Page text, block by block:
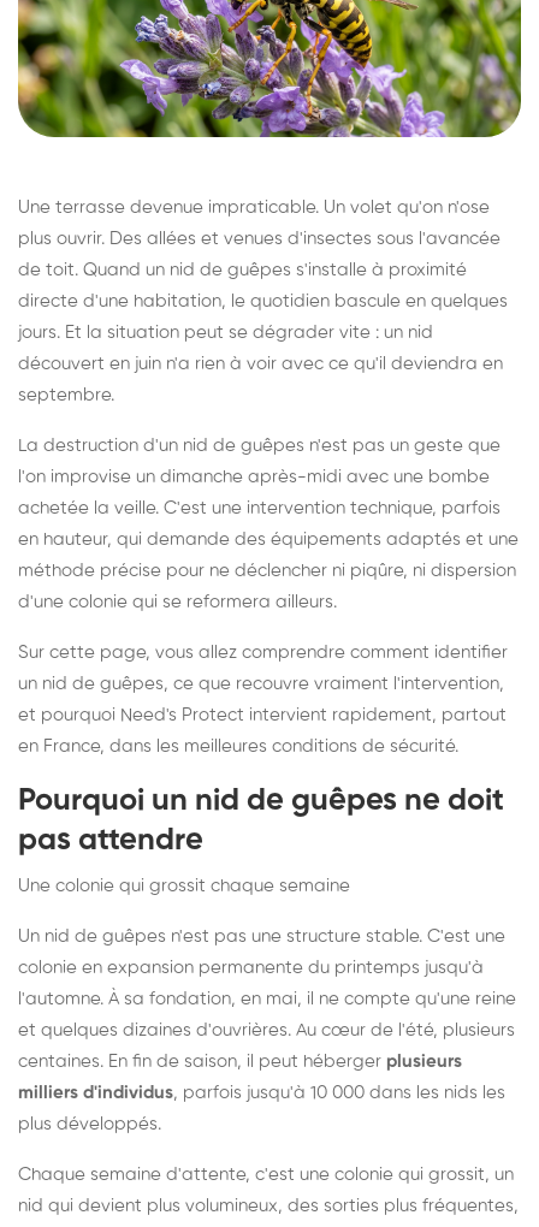
Une terrasse devenue impraticable. Un volet qu'on n'ose
plus ouvrir. Des allées et venues d'insectes sous l'avancée
de toit. Quand un nid de guêpes s'installe à proximité
directe d'une habitation, le quotidien bascule en quelques
jours. Et la situation peut se dégrader vite : un nid
découvert en juin n'a rien à voir avec ce qu'il deviendra en
septembre.
La destruction d'un nid de guêpes n'est pas un geste que
l'on improvise un dimanche après-midi avec une bombe
achetée la veille. C'est une intervention technique, parfois
en hauteur, qui demande des équipements adaptés et une
méthode précise pour ne déclencher ni piqûre, ni dispersion
d'une colonie qui se reformera ailleurs.
Sur cette page, vous allez comprendre comment identifier
un nid de guêpes, ce que recouvre vraiment l'intervention,
et pourquoi Need's Protect intervient rapidement, partout
en France, dans les meilleures conditions de sécurité.
Pourquoi un nid de guêpes ne doit
pas attendre
Une colonie qui grossit chaque semaine
Un nid de guêpes n'est pas une structure stable. C'est une
colonie en expansion permanente du printemps jusqu'à
l'automne. À sa fondation, en mai, il ne compte qu'une reine
et quelques dizaines d'ouvrières. Au cœur de l'été, plusieurs
centaines. En fin de saison, il peut héberger plusieurs
milliers d'individus, parfois jusqu'à 10 000 dans les nids les
plus développés.
Chaque semaine d'attente, c'est une colonie qui grossit, un
nid qui devient plus volumineux, des sorties plus fréquentes,